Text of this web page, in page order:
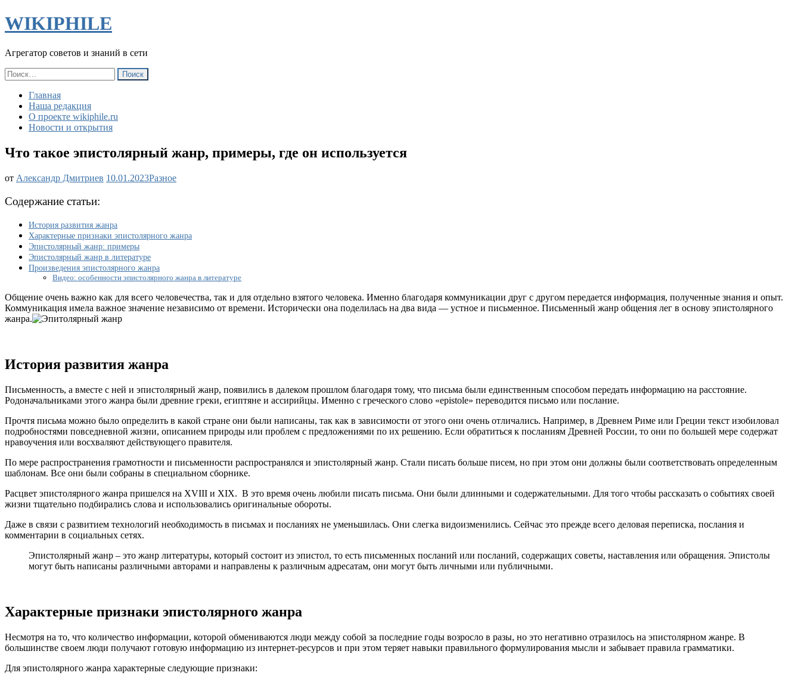
WIKIPHILE
Агрегатор советов и знаний в сети
Найти:
Главная
Наша редакция
О проекте wikiphile.ru
Новости и открытия
Что такое эпистолярный жанр, примеры, где он используется
от Александр Дмитриев 10.01.2023Что
он
Разное
Содержание статьи:
История развития жанра
Характерные признаки эпистолярного жанра
Эпистолярный жанр: примеры
Эпистолярный жанр в литературе
Произведения эпистолярного жанра
Видео: особенности эпистолярного жанра в литературе
Общение очень важно как для всего человечества, так и для отдельно взятого человека. Именно благодаря коммуникации друг с другом передается информация, полученные знания и опыт.
Коммуникация имела важное значение независимо от времени. Исторически она поделилась на два вида — устное и письменное. Письменный жанр общения лег в основу эпистолярного
жанра.
История развития жанра
Письменность, а вместе с ней и эпистолярный жанр, появились в далеком прошлом благодаря тому, что письма были единственным способом передать информацию на расстояние.
Родоначальниками этого жанра были древние греки, египтяне и ассирийцы. Именно с греческого слово «epistole» переводится письмо или послание.
Прочтя письма можно было определить в какой стране они были написаны, так как в зависимости от этого они очень отличались. Например, в Древнем Риме или Греции текст изобиловал
подробностями повседневной жизни, описанием природы или проблем с предложениями по их решению. Если обратиться к посланиям Древней России, то они по большей мере содержат
нравоучения или восхваляют действующего правителя.
По мере распространения грамотности и письменности распространялся и эпистолярный жанр. Стали писать больше писем, но при этом они должны были соответствовать определенным
шаблонам. Все они были собраны в специальном сборнике.
Расцвет эпистолярного жанра пришелся на XVIII и XIX. В это время очень любили писать письма. Они были длинными и содержательными. Для того чтобы рассказать о событиях своей
жизни тщательно подбирались слова и использовались оригинальные обороты.
Даже в связи с развитием технологий необходимость в письмах и посланиях не уменьшилась. Они слегка видоизменились. Сейчас это прежде всего деловая переписка, послания и
комментарии в социальных сетях.
Эпистолярный жанр – это жанр литературы, который состоит из эпистол, то есть письменных посланий или посланий, содержащих советы, наставления или обращения. Эпистолы
могут быть написаны различными авторами и направлены к различным адресатам, они могут быть личными или публичными.
Характерные признаки эпистолярного жанра
Несмотря на то, что количество информации, которой обмениваются люди между собой за последние годы возросло в разы, но это негативно отразилось на эпистолярном жанре. В
большинстве своем люди получают готовую информацию из интернет-ресурсов и при этом теряет навыки правильного формулирования мысли и забывает правила грамматики.
Для эпистолярного жанра характерные следующие признаки: